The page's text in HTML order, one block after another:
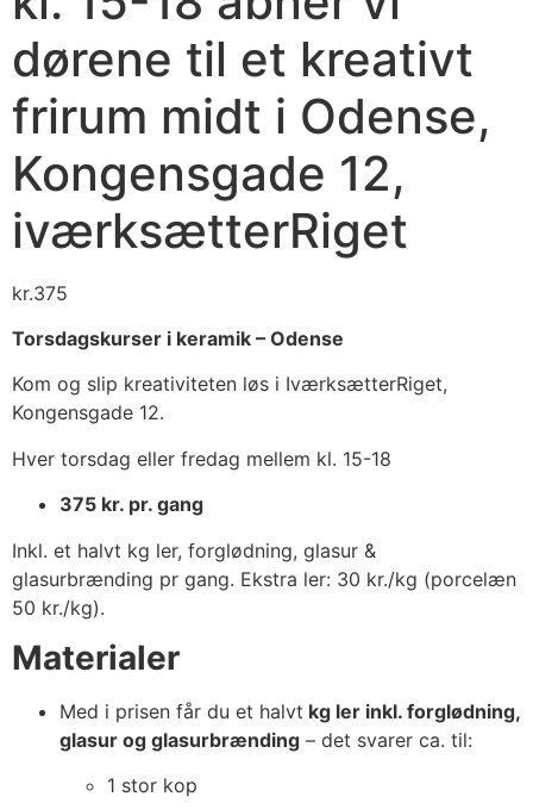
dørene til et kreativt
frirum midt i Odense,
Kongensgade 12,
iværksætterRiget
kr.375
Torsdagskurser i keramik – Odense
Kom og slip kreativiteten løs i IværksætterRiget,
Kongensgade 12.
Hver torsdag eller fredag mellem kl. 15-18
375 kr. pr. gang
Inkl. et halvt kg ler, forglødning, glasur &
glasurbrænding pr gang. Ekstra ler: 30 kr./kg (porcelæn
50 kr./kg).
Materialer
Med i prisen får du et halvt kg ler inkl. forglødning,
glasur og glasurbrænding – det svarer ca. til:
1 stor kop